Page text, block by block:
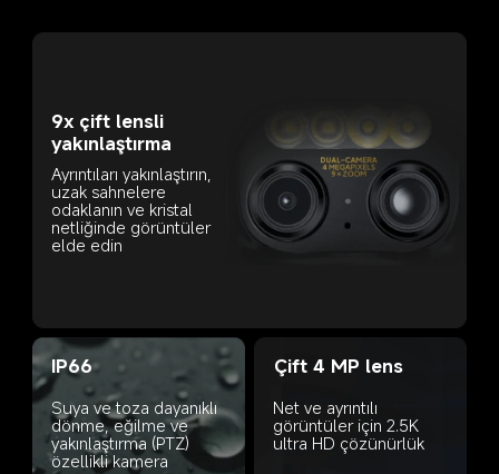
9x çift lensli
yakınlaştırma
Ayrıntıları yakınlaştırın,
uzak sahnelere
odaklanın ve kristal
netliğinde görüntüler
elde edin
IP66
Suya ve toza dayanıklı
dönme, eğilme ve
yakınlaştırma (PTZ)
özellikli kamera
Çift 4 MP lens
Net ve ayrıntılı
görüntüler için 2.5K
ultra HD çözünürlük